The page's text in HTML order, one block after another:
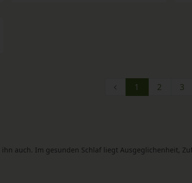
1 2 3
auch. Im gesunden Schlaf liegt Ausgeglichenheit,